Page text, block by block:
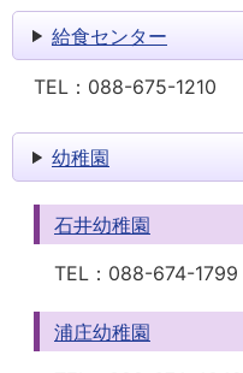
給食センター
TEL： 088-675-1210
幼稚園
石井幼稚園
TEL： 088-674-1799
浦庄幼稚園